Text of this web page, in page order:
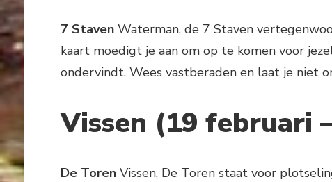
7 StavenWaterman, de 7 Staven
kaart moedigt je aan om op te komen voor
ondervindt. Wees vastberaden en laat je niet
Vissen (19 februari
De TorenVissen, De Toren staat voor